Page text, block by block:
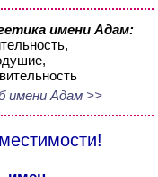
имени Адам:
имени Адам >>